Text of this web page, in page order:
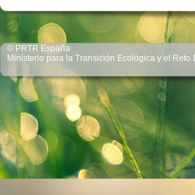
© PRTR España
Ministerio para la Transición Ecológica y el Reto